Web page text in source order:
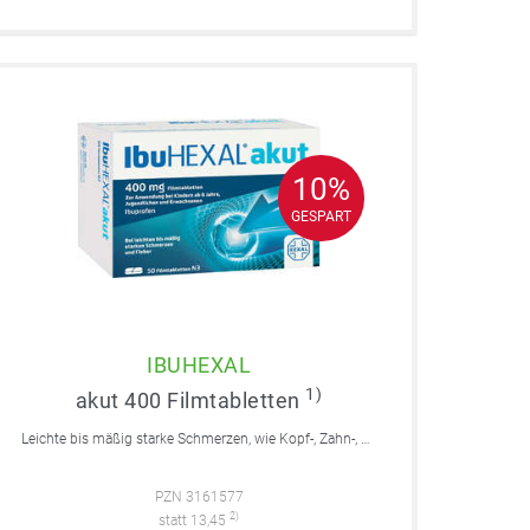
10%
GESPART
10%
GESPART
IBUHEXAL
akut 400 Filmtabletten 1)
Leichte bis mäßig starke Schmerzen, wie Kopf-, Zahn-, Regelschmerzen, Fieber.
PZN 3161577
statt 13,45 2)